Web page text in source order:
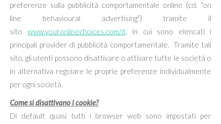
preferenze sulla pubblicità comportamentale online (cd. “on
line behavioural advertising”) tramite il
sito www.youronlinechoices.com/it, in cui sono elencati i
principali provider di pubblicità comportamentale. Tramite tali
sito, gli utenti possono disattivare o attivare tutte le società o
in alternativa regolare le proprie preferenze individualmente
per ogni società.
Come si disattivano i cookie?
Di default quasi tutti i browser web sono impostati per